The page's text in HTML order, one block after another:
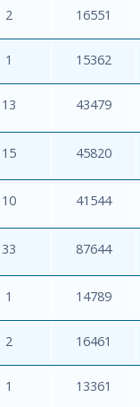
2 16551
1 15362
13 43479
15 45820
10 41544
33 87644
1 14789
2 16461
1 13361